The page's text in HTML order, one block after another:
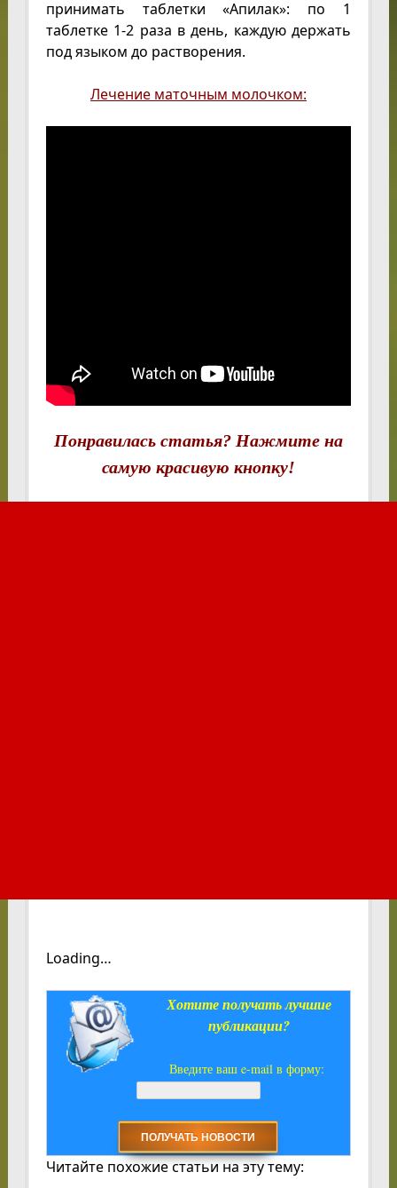
принимать таблетки «Апилак»: по 1
таблетке 1-2 раза в день, каждую держать
под языком до растворения.
Лечение маточным молочком:
Понравилась статья? Нажмите на
самую красивую кнопку!
Loading…
Хотите получать лучшие
публикации?
Введите ваш e-mail в форму:
Читайте похожие статьи на эту тему: